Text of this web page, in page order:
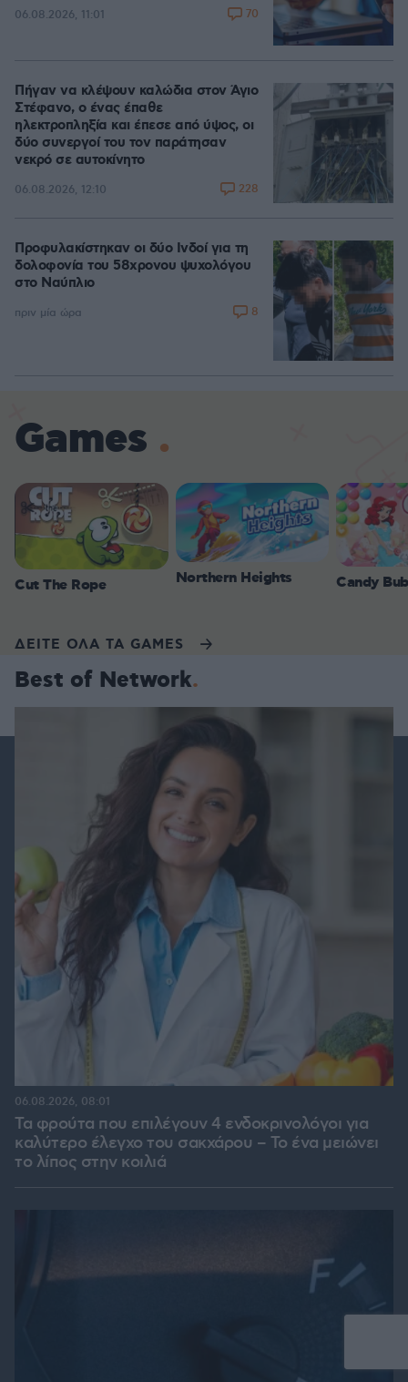
06.08.2026, 11:01 70
Πήγαν να κλέψουν καλώδια στον Άγιο
Στέφανο, ο ένας έπαθε
ηλεκτροπληξία και έπεσε από ύψος, οι
δύο συνεργοί του τον παράτησαν
νεκρό σε αυτοκίνητο
06.08.2026, 12:10 228
Προφυλακίστηκαν οι δύο Ινδοί για τη
δολοφονία του 58χρονου ψυχολόγου
στο Ναύπλιο
πριν μία ώρα 8
Games
Cut The Rope Northern Heights Candy
ΔΕΙΤΕ ΟΛΑ ΤΑ GAMES
Best of Network
Τα φρούτα που επιλέγουν 4 ενδοκρινολόγοι για
καλύτερο έλεγχο του σακχάρου – Το ένα μειώνει
το λίπος στην κοιλιά
06.08.2026, 08:01